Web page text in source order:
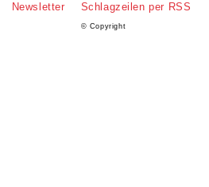
Newsletter Schlagzeilen per RSS
© Copyright